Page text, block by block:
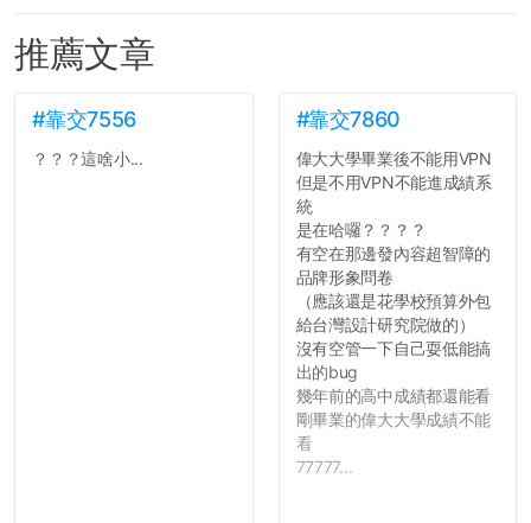
推薦文章
#靠交7556
？？？這啥小...
#靠交7860
偉大大學畢業後不能用VPN
但是不用VPN不能進成績系
統
是在哈囉？？？？
有空在那邊發內容超智障的
品牌形象問卷
（應該還是花學校預算外包
給台灣設計研究院做的）
沒有空管一下自己耍低能搞
出的bug
幾年前的高中成績都還能看
剛畢業的偉大大學成績不能
看
77777...